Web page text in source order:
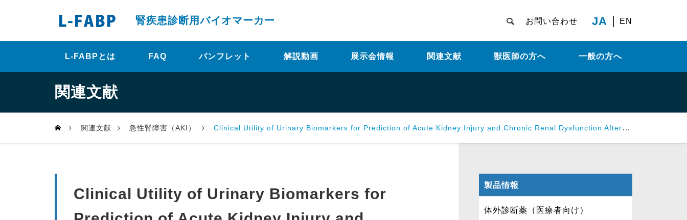
腎疾患診断用バイオマーカー お問い合わせ JA EN
L-FABPとは FAQ パンフレット 解説動画 展示会情報 関連文献 獣医師の方へ 一般の方へ
関連文献
関連文献 急性腎障害（AKI） Clinical Utility of Urinary Biomarkers for Prediction of Acute Kidney Injury and Chronic Renal Dysfunction After Open Abdominal Aortic Aneurysm Repair.
Clinical Utility of Urinary Biomarkers for
製品情報
体外診断薬（医療者向け）